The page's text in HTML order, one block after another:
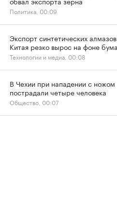
Политика, 00:09
Экспорт синтетических
Китая резко вырос на фоне
Технологии и медиа, 00:08
В Чехии при нападении с ножом
пострадали четыре человека
Общество, 00:07